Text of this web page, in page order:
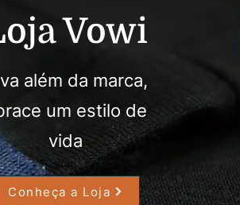
Vowi
além da marca,
um estilo de
vida
Conheça a Loja